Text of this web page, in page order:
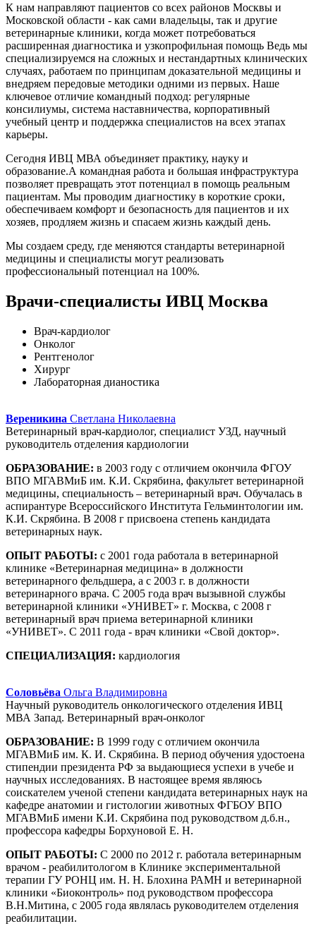
К нам направляют пациентов со всех районов Москвы и
Московской области - как сами владельцы, так и другие
ветеринарные клиники, когда может потребоваться
расширенная диагностика и узкопрофильная помощь Ведь мы
специализируемся на сложных и нестандартных клинических
случаях, работаем по принципам доказательной медицины и
внедряем передовые методики одними из первых. Наше
ключевое отличие командный подход: регулярные
консилиумы, система наставничества, корпоративный
учебный центр и поддержка специалистов на всех этапах
карьеры.
Сегодня ИВЦ МВА объединяет практику, науку и
образование.А командная работа и большая инфраструктура
позволяет превращать этот потенциал в помощь реальным
пациентам. Мы проводим диагностику в короткие сроки,
обеспечиваем комфорт и безопасность для пациентов и их
хозяев, продляем жизнь и спасаем жизнь каждый день.
Мы создаем среду, где меняются стандарты ветеринарной
медицины и специалисты могут реализовать
профессиональный потенциал на 100%.
Врачи-специалисты ИВЦ Москва
Врач-кардиолог
Онколог
Рентгенолог
Хирург
Лабораторная дианостика
Вереникина Светлана Николаевна
Ветеринарный врач-кардиолог, специалист УЗД, научный
руководитель отделения кардиологии
ОБРАЗОВАНИЕ: в 2003 году с отличием окончила ФГОУ
ВПО МГАВМиБ им. К.И. Скрябина, факультет ветеринарной
медицины, специальность – ветеринарный врач. Обучалась в
аспирантуре Всероссийского Института Гельминтологии им.
К.И. Скрябина. В 2008 г присвоена степень кандидата
ветеринарных наук.
ОПЫТ РАБОТЫ: с 2001 года работала в ветеринарной
клинике «Ветеринарная медицина» в должности
ветеринарного фельдшера, а с 2003 г. в должности
ветеринарного врача. С 2005 года врач вызывной службы
ветеринарной клиники «УНИВЕТ» г. Москва, с 2008 г
ветеринарный врач приема ветеринарной клиники
«УНИВЕТ». С 2011 года - врач клиники «Свой доктор».
СПЕЦИАЛИЗАЦИЯ: кардиология
Соловьёва Ольга Владимировна
Научный руководитель онкологического отделения ИВЦ
МВА Запад. Ветеринарный врач-онколог
ОБРАЗОВАНИЕ: В 1999 году с отличием окончила
МГАВМиБ им. К. И. Скрябина. В период обучения удостоена
стипендии президента РФ за выдающиеся успехи в учебе и
научных исследованиях. В настоящее время являюсь
соискателем ученой степени кандидата ветеринарных наук на
кафедре анатомии и гистологии животных ФГБОУ ВПО
МГАВМиБ имени К.И. Скрябина под руководством д.б.н.,
профессора кафедры Борхуновой Е. Н.
ОПЫТ РАБОТЫ: С 2000 по 2012 г. работала ветеринарным
врачом - реабилитологом в Клинике экспериментальной
терапии ГУ РОНЦ им. Н. Н. Блохина РАМН и ветеринарной
клиники «Биоконтроль» под руководством профессора
В.Н.Митина, с 2005 года являлась руководителем отделения
реабилитации.